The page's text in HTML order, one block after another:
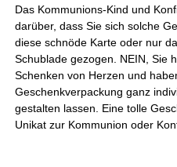
Das Kommunions-Kind und
darüber, dass Sie sich solche
diese schnöde Karte oder nur
Schublade gezogen. NEIN, Sie
Schenken von Herzen und
Geschenkverpackung ganz
gestalten lassen. Eine tolle
Unikat zur Kommunion oder